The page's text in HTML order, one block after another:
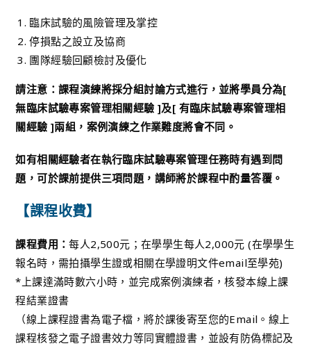
臨床試驗的風險管理及掌控
停損點之設立及協商
團隊經驗回顧檢討及優化
請注意：課程演練將採分組討論方式進行，並將學員分為[
無臨床試驗專案管理相關經驗 ]及[ 有臨床試驗專案管理相
關經驗 ]兩組，案例演練之作業難度將會不同。
如有相關經驗者在執行臨床試驗專案管理任務時有遇到問
題，可於課前提供三項問題，講師將於課程中酌量答覆。
【課程收費】
課程費用：每人2,500元；在學學生每人2,000元 (在學學生
報名時，需拍攝學生證或相關在學證明文件email至學苑)
*上課達滿時數六小時，並完成案例演練者，核發本線上課
程結業證書
（線上課程證書為電子檔，將於課後寄至您的Email。線上
課程核發之電子證書效力等同實體證書，並設有防偽標記及